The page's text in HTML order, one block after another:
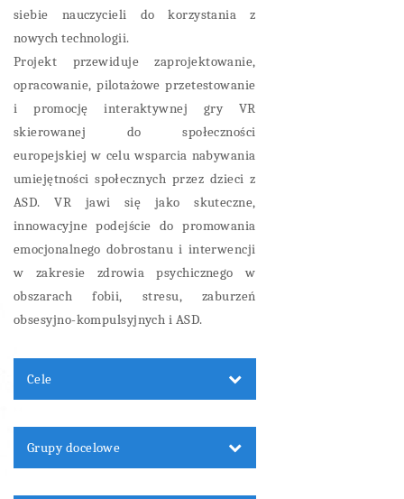
siebie nauczycieli do korzystania z
nowych technologii.
Projekt przewiduje zaprojektowanie,
opracowanie, pilotażowe przetestowanie
i promocję interaktywnej gry VR
skierowanej do społeczności
europejskiej w celu wsparcia nabywania
umiejętności społecznych przez dzieci z
ASD. VR jawi się jako skuteczne,
innowacyjne podejście do promowania
emocjonalnego dobrostanu i interwencji
w zakresie zdrowia psychicznego w
obszarach fobii, stresu, zaburzeń
obsesyjno-kompulsyjnych i ASD.
Cele
Grupy docelowe